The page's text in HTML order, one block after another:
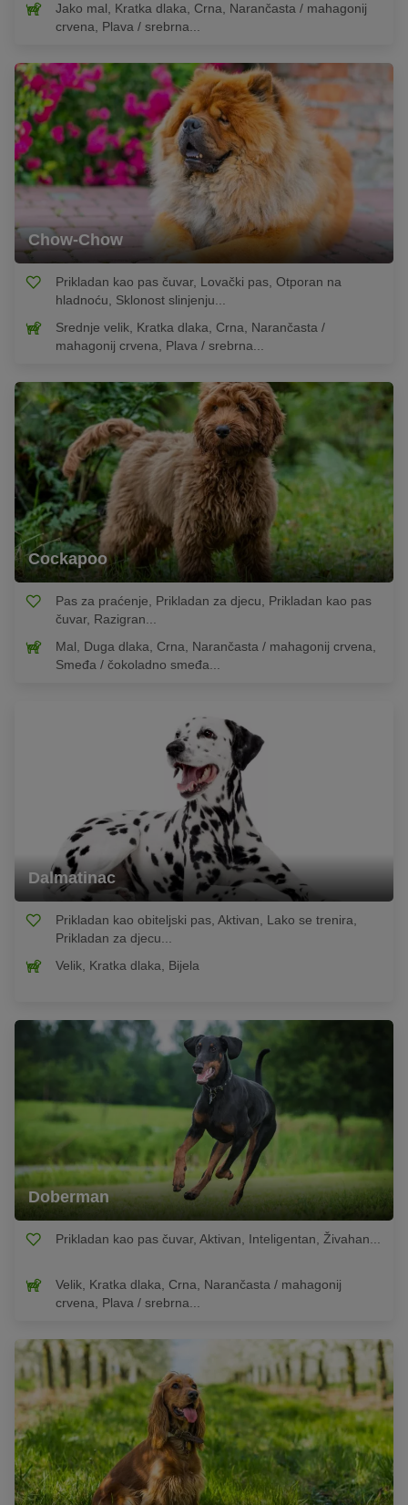
Jako mal, Kratka dlaka, Crna, Narančasta / mahagonij
crvena, Plava / srebrna...
Chow-Chow
Prikladan kao pas čuvar, Lovački pas, Otporan na
hladnoću, Sklonost slinjenju...
Srednje velik, Kratka dlaka, Crna, Narančasta /
mahagonij crvena, Plava / srebrna...
Cockapoo
Pas za praćenje, Prikladan za djecu, Prikladan kao pas
čuvar, Razigran...
Mal, Duga dlaka, Crna, Narančasta / mahagonij crvena,
Smeđa / čokoladno smeđa...
Dalmatinac
Prikladan kao obiteljski pas, Aktivan, Lako se trenira,
Prikladan za djecu...
Velik, Kratka dlaka, Bijela
Doberman
Prikladan kao pas čuvar, Aktivan, Inteligentan, Živahan...
Velik, Kratka dlaka, Crna, Narančasta / mahagonij
crvena, Plava / srebrna...